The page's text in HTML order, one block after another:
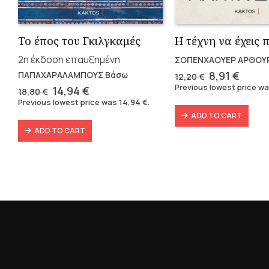
Το έπος του Γκιλγκαμές
2η έκδοση επαυξημένη
ΠΑΠΑΧΑΡΑΛΑΜΠΟΥΣ Βάσω
18,80€ Original
price
18,80 €.
14,94€
price
14,94 €.
Previous lowest price was 14,94 €.
ADD TO CART
ΣΟΠΕΝΧΑΟΥΕΡ
12,20€ Original
price
12,20 €.
8,91 €
price
is:
8,91 €.
Previous lowest price
ADD TO CART